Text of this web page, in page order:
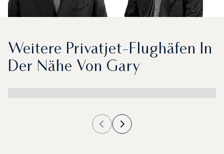
Weitere Privatjet-Flughäfen In
Der Nähe Von Gary